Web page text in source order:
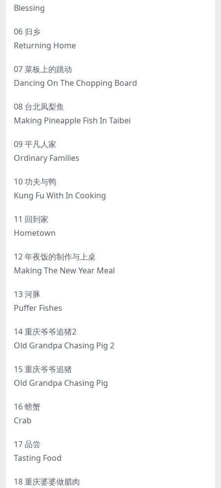
Blessing
06 归乡
Returning Home
07 菜板上的跳动
Dancing On The Chopping Board
08 台北凤梨鱼
Making Pineapple Fish In Taibei
09 平凡人家
Ordinary Families
10 功夫与鸭
Kung Fu With In Cooking
11 回到家
Hometown
12 年夜饭的制作与上桌
Making The New Year Meal
13 河豚
Puffer Fishes
14 重庆爷爷追猪2
Old Grandpa Chasing Pig 2
15 重庆爷爷追猪
Old Grandpa Chasing Pig
16 螃蟹
Crab
17 品尝
Tasting Food
18 重庆婆婆做腊肉